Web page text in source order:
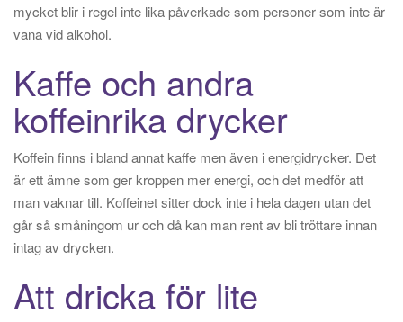
mycket blir i regel inte lika påverkade som personer som inte är
vana vid alkohol.
Kaffe och andra
koffeinrika drycker
Koffein finns i bland annat kaffe men även i energidrycker. Det
är ett ämne som ger kroppen mer energi, och det medför att
man vaknar till. Koffeinet sitter dock inte i hela dagen utan det
går så småningom ur och då kan man rent av bli tröttare innan
intag av drycken.
Att dricka för lite